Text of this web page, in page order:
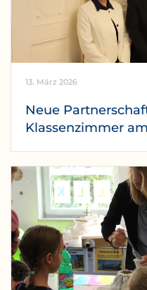
13. März 2026
Neue
Klassenzimmer